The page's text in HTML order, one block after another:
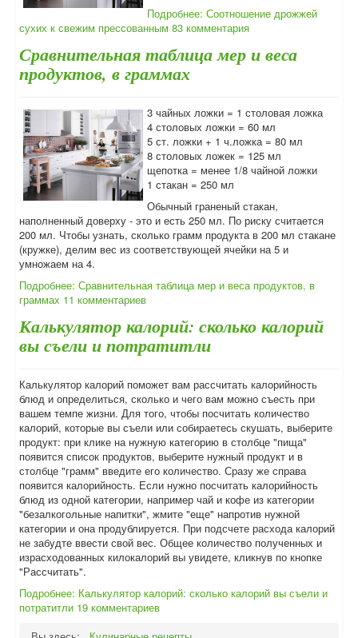
Подробнее: Соотношение дрожжей
сухих к свежим прессованным 83 комментария
Сравнительная таблица мер и веса
продуктов, в граммах
3 чайных ложки = 1 столовая ложка
4 столовых ложки = 60 мл
5 ст. ложки + 1 ч.ложка = 80 мл
8 столовых ложек = 125 мл
щепотка = менее 1/8 чайной ложки
1 стакан = 250 мл
Обычный граненый стакан,
наполненный доверху - это и есть 250 мл. По риску считается
200 мл. Чтобы узнать, сколько грамм продукта в 200 мл стакане
(кружке), делим вес из соответствующей ячейки на 5 и
умножаем на 4.
Подробнее: Сравнительная таблица мер и веса продуктов, в
граммах 11 комментариев
Калькулятор калорий: сколько калорий
вы съели и потратитли
Калькулятор калорий поможет вам рассчитать калорийность
блюд и определиться, сколько и чего вам можно съесть при
вашем темпе жизни. Для того, чтобы посчитать количество
калорий, которые вы съели или собираетесь скушать, выберите
продукт: при клике на нужную категорию в столбце "пища"
появится список продуктов, выберите нужный продукт и в
столбце "грамм" введите его количество. Сразу же справа
появится калорийность. Если нужно посчитать калорийность
блюд из одной категории, например чай и кофе из категории
"безалкогольные напитки", жмите "еще" напротив нужной
категории и она продублируется. При подсчете расхода калорий
не забудте ввести свой вес. Общее количество полученных и
израсходованных килокалорий вы увидете, кликнув по кнопке
"Рассчитать".
Подробнее: Калькулятор калорий: сколько калорий вы съели и
потратитли 19 комментариев